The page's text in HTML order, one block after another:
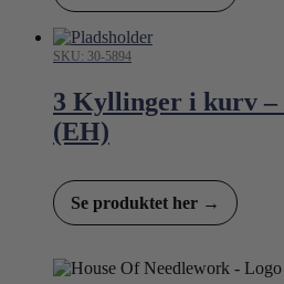
SKU: 30-5894
3 Kyllinger i kurv –
(EH)
Se produktet her →